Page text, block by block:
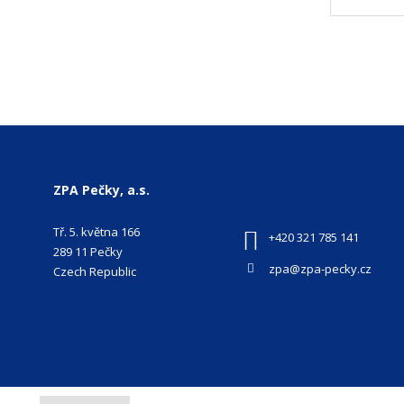
ZPA Pečky, a.s.
Tř. 5. května 166
289 11 Pečky
Czech Republic
+420 321 785 141
zpa@zpa-pecky.cz